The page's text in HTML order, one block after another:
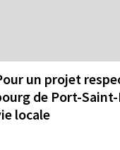
un projet
de Port-
locale